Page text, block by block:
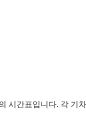
시간표입니다. 각 기